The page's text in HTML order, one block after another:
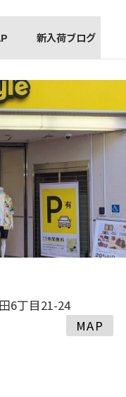
新入荷ブログ
6丁目21-24
MAP